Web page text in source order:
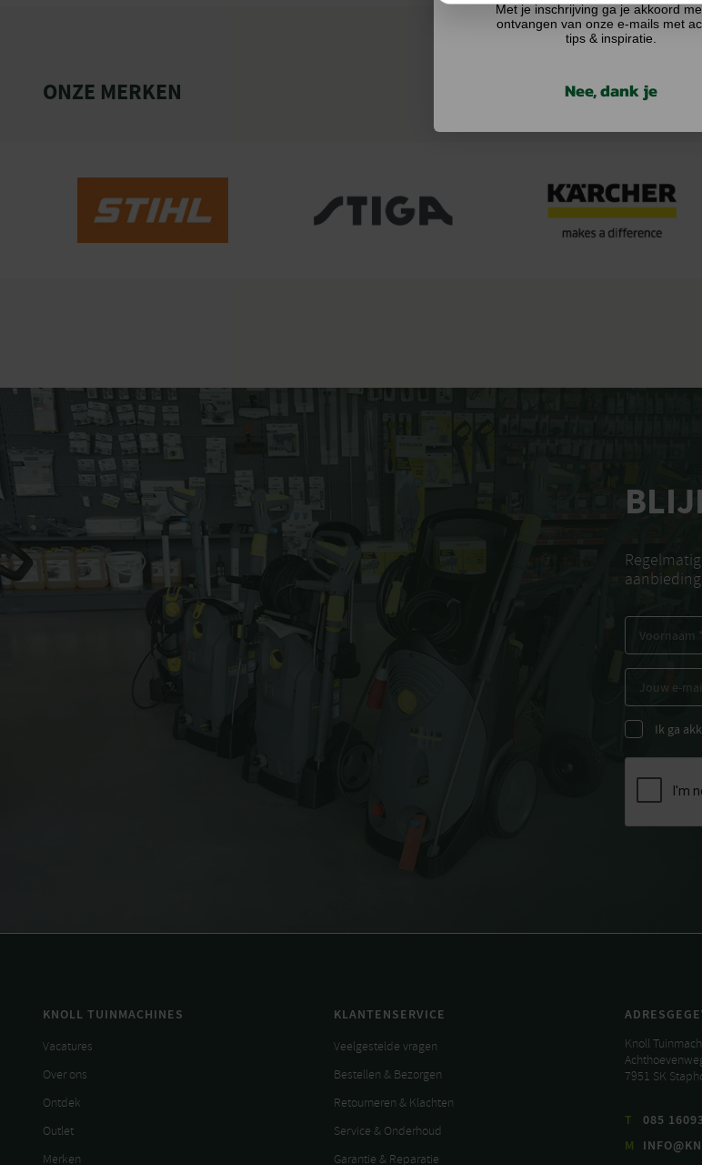
ONZE MERKEN
Ik ga
KNOLL TUINMACHINES
Vacatures
Over ons
Ontdek
Outlet
Merken
KLANTENSERVICE
Veelgestelde vragen
Bestellen & Bezorgen
Retourneren & Klachten
Service & Onderhoud
Garantie & Reparatie
Knoll
7951 SK
T
085
M
Met je inschrijving ga je akkoord
ontvangen van onze e-mails met
tips & inspiratie.
Nee, dank je